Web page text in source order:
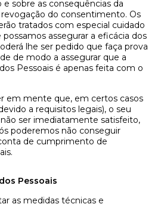
sobre as consequências da
revogação do consentimento. Os
tratados com especial cuidado
assegurar a eficácia dos
lhe ser pedido que faça prova
de modo a assegurar que a
Pessoais é apenas feita com o
em mente que, em certos casos
a requisitos legais), o seu
ser imediatamente satisfeito,
poderemos não conseguir
de cumprimento de
Pessoais
as medidas técnicas e